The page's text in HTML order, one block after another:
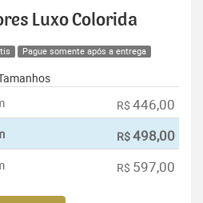
Luxo Colorida
Pague somente após a entrega
R$ 446,00
R$498,00
R$ 597,00